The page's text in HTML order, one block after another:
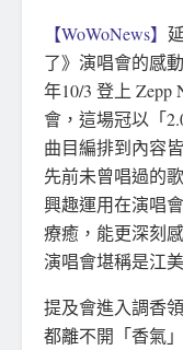
【WoWoNews】
了》演唱會的感
年10/3 登上 Zepp
會，這場冠以「
曲目編排到內容
先前未曾唱過的
興趣運用在演唱
療癒，能更深刻
演唱會堪稱是江
提及會進入調香
都離不開「香氣